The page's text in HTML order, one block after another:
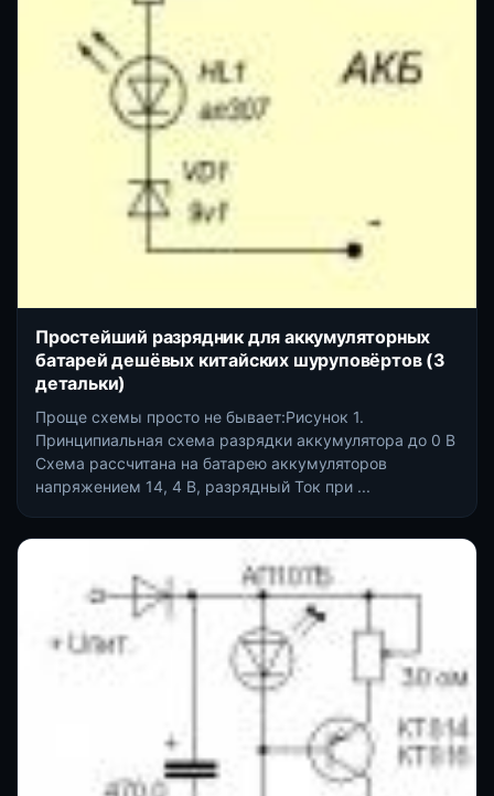
Простейший разрядник для аккумуляторных
батарей дешёвых китайских шуруповёртов (3
детальки)
Проще схемы просто не бывает:Рисунок 1.
Принципиальная схема разрядки аккумулятора до 0 В
Схема рассчитана на батарею аккумуляторов
напряжением 14, 4 В, разрядный Ток при ...